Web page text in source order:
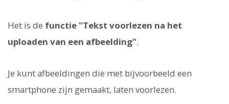
Het is de functie "Tekst voorlezen na het
uploaden van een afbeelding".
Je kunt afbeeldingen die met bijvoorbeeld een
smartphone zijn gemaakt, laten voorlezen.